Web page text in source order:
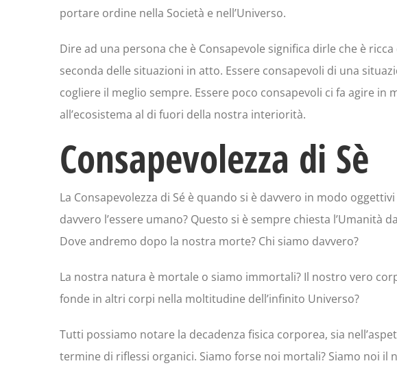
portare ordine nella Società e nell’Universo.
Dire ad una persona che è Consapevole significa dirle che è
seconda delle situazioni in atto. Essere consapevoli di una
cogliere il meglio sempre. Essere poco consapevoli ci fa agire in
all’ecosistema al di fuori della nostra interiorità.
Consapevolezza di Sè
La Consapevolezza di Sé è quando si è davvero in modo
davvero l’essere umano? Questo si è sempre chiesta l’Umanità
Dove andremo dopo la nostra morte? Chi siamo davvero?
La nostra natura è mortale o siamo immortali? Il nostro vero
fonde in altri corpi nella moltitudine dell’infinito Universo?
Tutti possiamo notare la decadenza fisica corporea, sia
termine di riflessi organici. Siamo forse noi mortali? Siamo noi il